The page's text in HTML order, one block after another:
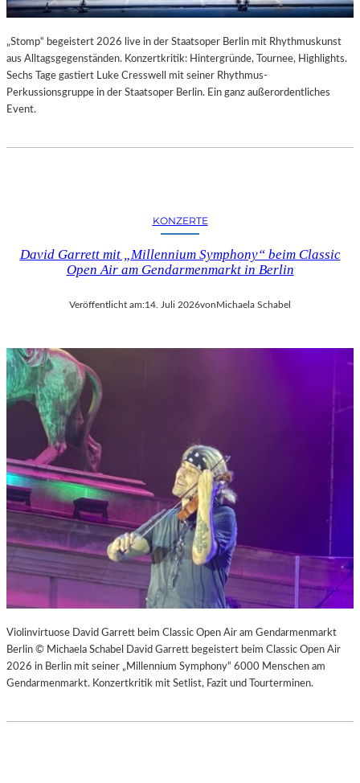
„Stomp“ begeistert 2026 live in der Staatsoper Berlin mit Rhythmuskunst
aus Alltagsgegenständen. Konzertkritik: Hintergründe, Tournee, Highlights.
Sechs Tage gastiert Luke Cresswell mit seiner Rhythmus-
Perkussionsgruppe in der Staatsoper Berlin. Ein ganz außerordentliches
Event.
KONZERTE
David Garrett mit „Millennium Symphony“ beim Classic
Open Air am Gendarmenmarkt in Berlin
Veröffentlicht am:14. Juli 2026vonMichaela Schabel
Violinvirtuose David Garrett beim Classic Open Air am Gendarmenmarkt
Berlin © Michaela Schabel David Garrett begeistert beim Classic Open Air
2026 in Berlin mit seiner „Millennium Symphony“ 6000 Menschen am
Gendarmenmarkt. Konzertkritik mit Setlist, Fazit und Tourterminen.